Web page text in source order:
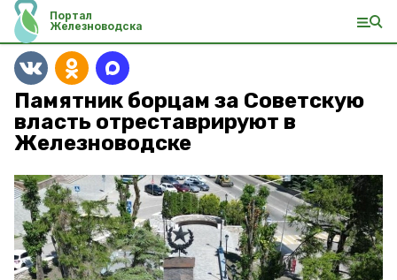
Портал
Железноводска
Памятник борцам за Советскую
власть отреставрируют в
Железноводске